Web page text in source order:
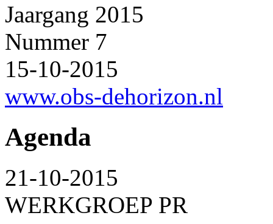
Jaargang 2015
Nummer 7
15-10-2015
www.obs-dehorizon.nl
Agenda
21-10-2015
WERKGROEP PR